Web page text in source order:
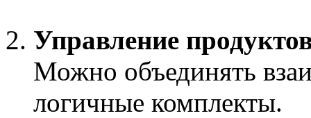
Управление
Можно объединять
логичные комплекты.